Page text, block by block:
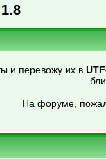
и перевожу их в
На форуме,